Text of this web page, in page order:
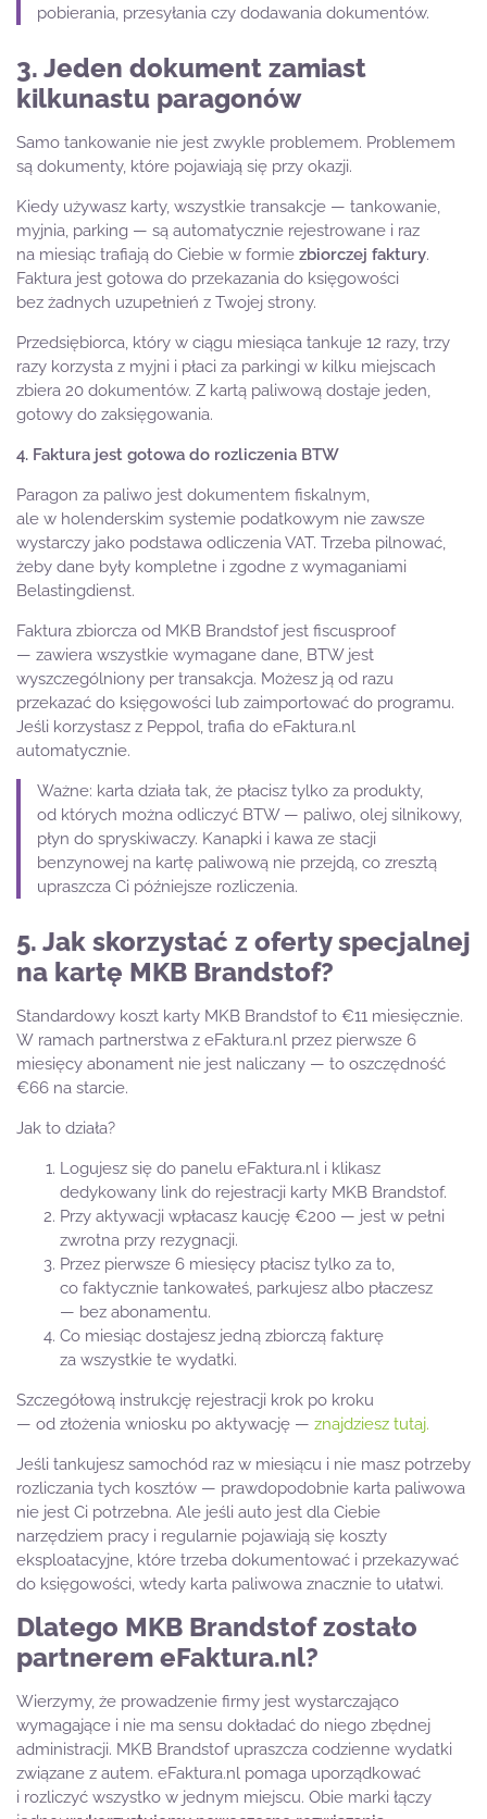
pobierania, przesyłania czy dodawania dokumentów.
3. Jeden dokument zamiast
kilkunastu paragonów
Samo tankowanie nie jest zwykle problemem. Problemem
są dokumenty, które pojawiają się przy okazji.
Kiedy używasz karty, wszystkie transakcje — tankowanie,
myjnia, parking — są automatycznie rejestrowane i raz
na miesiąc trafiają do Ciebie w formie zbiorczej faktury.
Faktura jest gotowa do przekazania do księgowości
bez żadnych uzupełnień z Twojej strony.
Przedsiębiorca, który w ciągu miesiąca tankuje 12 razy, trzy
razy korzysta z myjni i płaci za parkingi w kilku miejscach
zbiera 20 dokumentów. Z kartą paliwową dostaje jeden,
gotowy do zaksięgowania.
4. Faktura jest gotowa do rozliczenia BTW
Paragon za paliwo jest dokumentem fiskalnym,
ale w holenderskim systemie podatkowym nie zawsze
wystarczy jako podstawa odliczenia VAT. Trzeba pilnować,
żeby dane były kompletne i zgodne z wymaganiami
Belastingdienst.
Faktura zbiorcza od MKB Brandstof jest fiscusproof
— zawiera wszystkie wymagane dane, BTW jest
wyszczególniony per transakcja. Możesz ją od razu
przekazać do księgowości lub zaimportować do programu.
Jeśli korzystasz z Peppol, trafia do eFaktura.nl
automatycznie.
Ważne: karta działa tak, że płacisz tylko za produkty,
od których można odliczyć BTW — paliwo, olej silnikowy,
płyn do spryskiwaczy. Kanapki i kawa ze stacji
benzynowej na kartę paliwową nie przejdą, co zresztą
upraszcza Ci późniejsze rozliczenia.
5. Jak skorzystać z oferty specjalnej
na kartę MKB Brandstof?
Standardowy koszt karty MKB Brandstof to €11 miesięcznie.
W ramach partnerstwa z eFaktura.nl przez pierwsze 6
miesięcy abonament nie jest naliczany — to oszczędność
€66 na starcie.
Jak to działa?
Logujesz się do panelu eFaktura.nl i klikasz
dedykowany link do rejestracji karty MKB Brandstof.
Przy aktywacji wpłacasz kaucję €200 — jest w pełni
zwrotna przy rezygnacji.
Przez pierwsze 6 miesięcy płacisz tylko za to,
co faktycznie tankowałeś, parkujesz albo płaczesz
— bez abonamentu.
Co miesiąc dostajesz jedną zbiorczą fakturę
za wszystkie te wydatki.
Szczegółową instrukcję rejestracji krok po kroku
— od złożenia wniosku po aktywację — znajdziesz tutaj.
Jeśli tankujesz samochód raz w miesiącu i nie masz potrzeby
rozliczania tych kosztów — prawdopodobnie karta paliwowa
nie jest Ci potrzebna. Ale jeśli auto jest dla Ciebie
narzędziem pracy i regularnie pojawiają się koszty
eksploatacyjne, które trzeba dokumentować i przekazywać
do księgowości, wtedy karta paliwowa znacznie to ułatwi.
Dlatego MKB Brandstof zostało
partnerem eFaktura.nl?
Wierzymy, że prowadzenie firmy jest wystarczająco
wymagające i nie ma sensu dokładać do niego zbędnej
administracji. MKB Brandstof upraszcza codzienne wydatki
związane z autem. eFaktura.nl pomaga uporządkować
i rozliczyć wszystko w jednym miejscu. Obie marki łączy